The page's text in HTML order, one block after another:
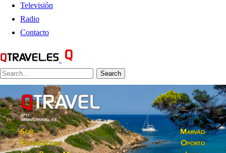
Televisión
Radio
Contacto
Search